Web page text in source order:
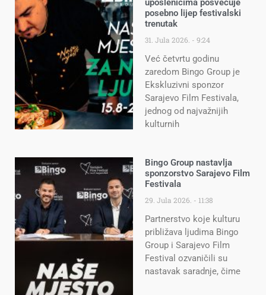
uposlenicima posvećuje
posebno lijep festivalski
trenutak
31. Jula 2026. 9:24
Već četvrtu godinu
zaredom Bingo Group je
Ekskluzivni sponzor
Sarajevo Film Festivala,
jednog od najvažnijih
kulturnih
Bingo Group nastavlja
sponzorstvo Sarajevo Film
Festivala
29. Jula 2026. 11:38
Partnerstvo koje kulturu
približava ljudima Bingo
Group i Sarajevo Film
Festival ozvaničili su
nastavak saradnje, čime